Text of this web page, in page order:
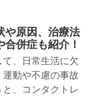
や原因、治療法
併症も紹介！
、日常生活に欠
動や不慮の事故
、コンタクトレ